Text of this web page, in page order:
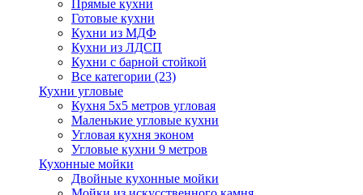
Прямые кухни
Готовые кухни
Кухни из МДФ
Кухни из ЛДСП
Кухни с барной стойкой
Все категории (23)
Кухни угловые
Кухня 5х5 метров угловая
Маленькие угловые кухни
Угловая кухня эконом
Угловые кухни 9 метров
Кухонные мойки
Двойные кухонные мойки